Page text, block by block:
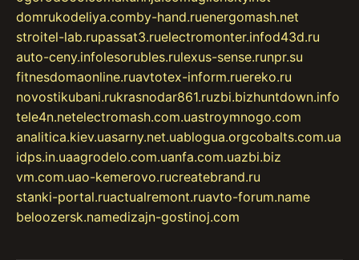
domrukodeliya.comby-hand.ruenergomash.net
stroitel-lab.rupassat3.ruelectromonter.infod43d.ru
auto-ceny.infolesorubles.rulexus-sense.runpr.su
fitnesdomaonline.ruavtotex-inform.ruereko.ru
novostikubani.rukrasnodar861.ruzbi.bizhuntdown.info
tele4n.netelectromash.com.uastroymnogo.com
analitica.kiev.uasarny.net.uablogua.orgcobalts.com.ua
idps.in.uaagrodelo.com.uanfa.com.uazbi.biz
vm.com.uao-kemerovo.rucreatebrand.ru
stanki-portal.ruactualremont.ruavto-forum.name
beloozersk.namedizajn-gostinoj.com